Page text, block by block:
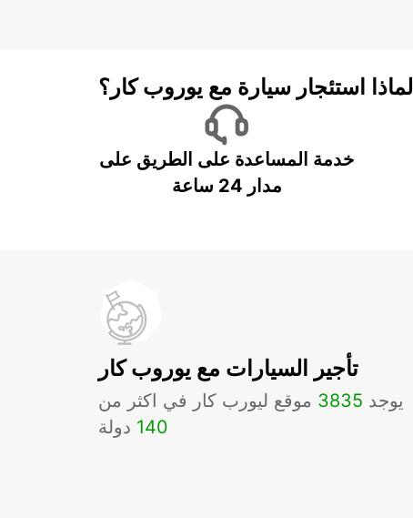
لماذا استئجار سيارة مع يوروب كار؟
خدمة المساعدة على الطريق على
مدار 24 ساعة
تأجير السيارات مع يوروب كار
يوجد 3835 موقع ليورب كار في اكثر من
140 دولة